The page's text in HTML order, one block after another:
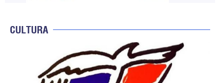
CULTURA